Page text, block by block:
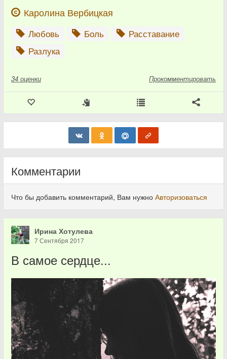
Каролина Вербицкая
Любовь Боль
Расставание
Разлука
34 оценки Прокомментировать
Комментарии
Что бы добавить комментарий, Вам нужно Авторизоваться
Ирина Хотулева
7 Сентября 2017
В самое сердце...